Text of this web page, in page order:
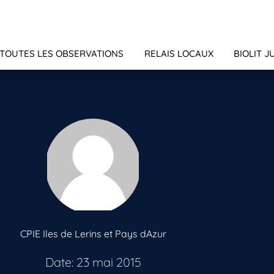
TOUTES LES OBSERVATIONS RELAIS LOCAUX BIOLIT
CPIE Iles de Lerins et Pays dAzur
Date: 23 mai 2015